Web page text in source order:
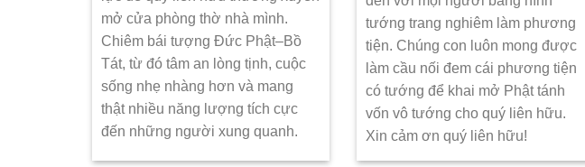
mở cửa phòng thờ nhà mình.
Chiêm bái tượng Đức Phật–Bồ
Tát, từ đó tâm an lòng tịnh, cuộc
sống nhẹ nhàng hơn và mang
thật nhiều năng lượng tích cực
đến những người xung quanh.
tướng trang nghiêm làm phương
tiện. Chúng con luôn mong được
làm cầu nối đem cái phương tiện
có tướng để khai mở Phật tánh
vốn vô tướng cho quý liên hữu.
Xin cảm ơn quý liên hữu!